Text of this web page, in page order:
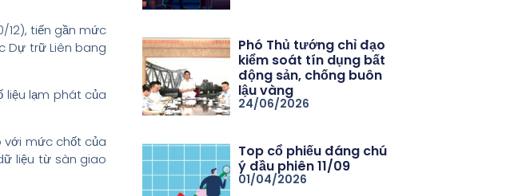
12), tiến gần mức
Dự trữ Liên bang
lạm phát của
với mức chốt của
liệu từ sàn giao
Phó Thủ tướng chỉ đạo
kiểm soát tín dụng bất
động sản, chống buôn
lậu vàng
24/06/2026
Top cổ phiếu đáng chú
ý đầu phiên 11/09
01/04/2026